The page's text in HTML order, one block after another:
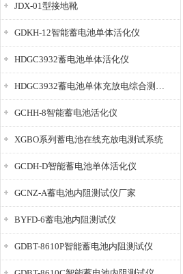
JDX-01型接地靴
GDKH-12智能蓄电池单体活化仪
HDGC3932蓄电池单体活化仪
HDGC3932蓄电池单体充放电综合测试仪
GCHH-8智能蓄电池活化仪
XGBO系列蓄电池在线充放电测试系统
GCDH-D智能蓄电池单体活化仪
GCNZ-A蓄电池内阻测试仪厂家
BYFD-6蓄电池内阻测试仪
GDBT-8610P智能蓄电池内阻测试仪